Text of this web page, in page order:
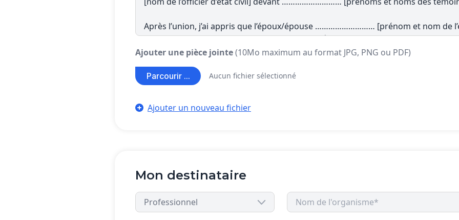
Ajouter une pièce jointe(10Mo maximum au format JPG, PNG ou PDF)
Parcourir ... Aucun fichier sélectionné
Ajouter un nouveau fichier
Mon destinataire